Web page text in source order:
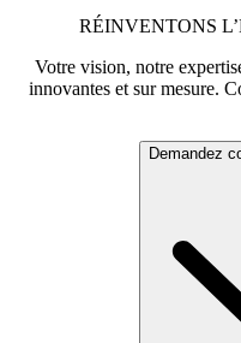
RÉINVENTONS
Votre vision, notre
innovantes et sur mesure.
Demandez